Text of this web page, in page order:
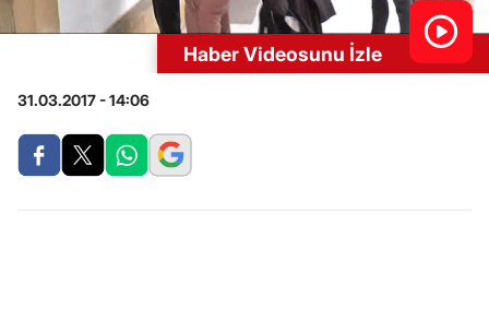
Haber Videosunu İzle
31.03.2017 - 14:06